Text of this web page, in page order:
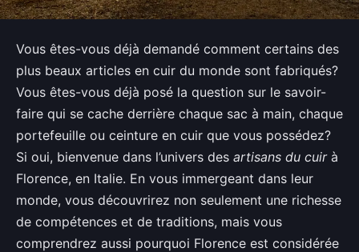
Vous êtes-vous déjà demandé comment certains des
plus beaux articles en cuir du monde sont fabriqués?
Vous êtes-vous déjà posé la question sur le savoir-
faire qui se cache derrière chaque sac à main, chaque
portefeuille ou ceinture en cuir que vous possédez?
Si oui, bienvenue dans l’univers des artisans du cuirà
Florence, en Italie. En vous immergeant dans leur
monde, vous découvrirez non seulement une richesse
de compétences et de traditions, mais vous
comprendrez aussi pourquoi Florence est considérée